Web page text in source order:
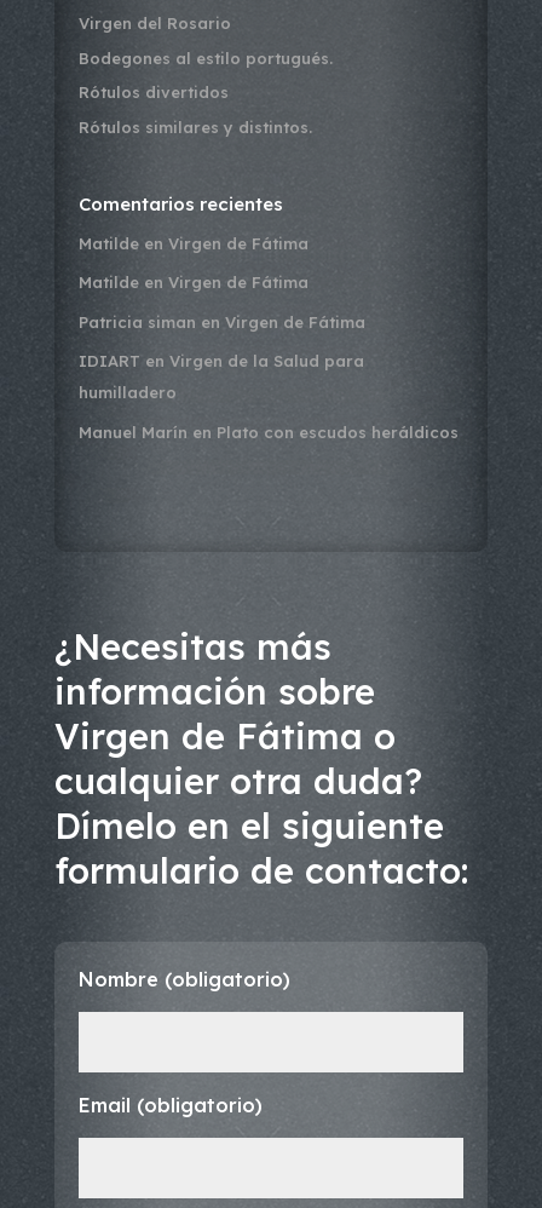
Virgen del Rosario
Bodegones al estilo portugués.
Rótulos divertidos
Rótulos similares y distintos.
Comentarios recientes
Matildeen Virgen de Fátima
Matildeen Virgen de Fátima
Patricia siman en Virgen de Fátima
IDIART en Virgen de la Salud para
humilladero
Manuel Marín en Plato con escudos heráldicos
¿Necesitas más
información sobre
Virgen de Fátima o
cualquier otra duda?
Dímelo en el siguiente
formulario de contacto:
Nombre (obligatorio)
Email (obligatorio)